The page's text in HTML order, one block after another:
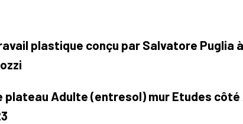
plastique conçu par Salvatore Puglia
plateau Adulte (entresol) mur Etudes côté